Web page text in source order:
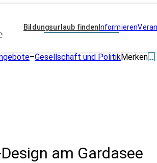
Bildungsurlaub finden Informieren
–Gesellschaft und PolitikMerken
am Gardasee